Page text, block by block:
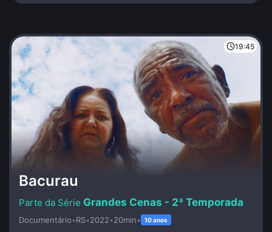
19:45
Bacurau
Grandes Cenas - 2ª Temporada
Documentário•RS•2022•20min• 10 anos